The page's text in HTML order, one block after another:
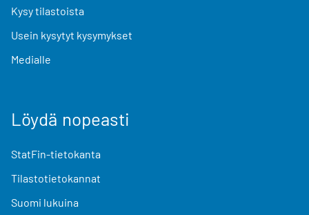
Kysy tilastoista
Usein kysytyt kysymykset
Medialle
Löydä nopeasti
StatFin-tietokanta
Tilastotietokannat
Suomi lukuina